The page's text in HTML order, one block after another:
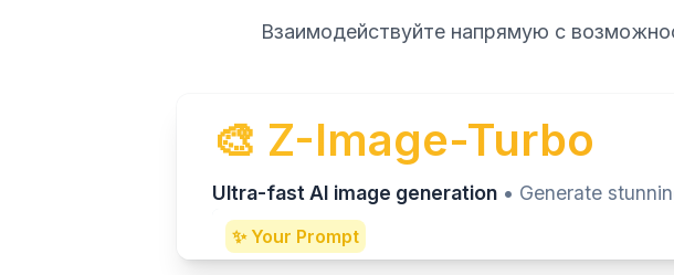
Взаимодействуйте напрямую с